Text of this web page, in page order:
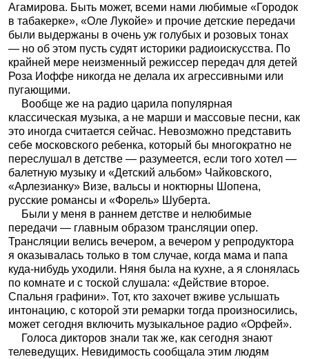
Агамирова. Быть может, всеми нами любимые «Городок
в табакерке», «Оле Лукойе» и прочие детские передачи
были выдержаны в очень уж голубых и розовых тонах
— но об этом пусть судят историки радиоискусства. По
крайней мере неизменный режиссер передач для детей
Роза Иоффе никогда не делала их агрессивными или
пугающими.
Вообще же на радио царила популярная
классическая музыка, а не марши и массовые песни, как
это иногда считается сейчас. Невозможно представить
себе московского ребенка, который бы многократно не
переслушал в детстве — разумеется, если того хотел —
балетную музыку и «Детский альбом» Чайковского,
«Арлезианку» Визе, вальсы и ноктюрны Шопена,
русские романсы и «Форель» Шуберта.
Были у меня в раннем детстве и нелюбимые
передачи — главным образом трансляции опер.
Трансляции велись вечером, а вечером у репродуктора
я оказывалась только в том случае, когда мама и папа
куда-нибудь уходили. Няня была на кухне, а я слонялась
по комнате и с тоской слушала: «Действие второе.
Спальня графини». Тот, кто захочет вживе услышать
интонацию, с которой эти ремарки тогда произносились,
может сегодня включить музыкальное радио «Орфей».
Голоса дикторов знали так же, как сегодня знают
телеведущих. Невидимость сообщала этим людям